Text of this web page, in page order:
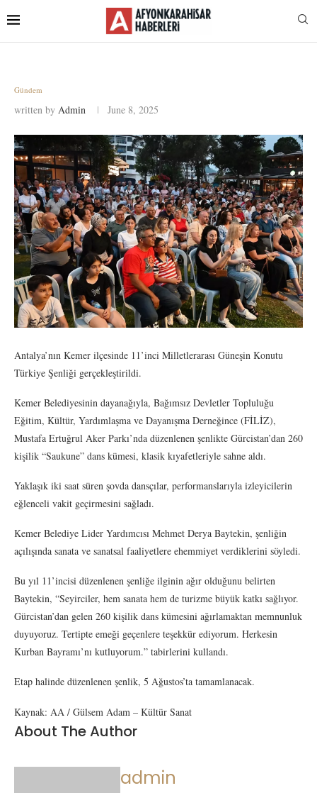
Gündem
written by Admin June 8, 2025
Antalya’nın Kemer ilçesinde 11’inci Milletlerarası Güneşin Konutu
Türkiye Şenliği gerçekleştirildi.
Kemer Belediyesinin dayanağıyla, Bağımsız Devletler Topluluğu
Eğitim, Kültür, Yardımlaşma ve Dayanışma Derneğince (FİLİZ),
Mustafa Ertuğrul Aker Parkı’nda düzenlenen şenlikte Gürcistan’dan 260
kişilik “Saukune” dans kümesi, klasik kıyafetleriyle sahne aldı.
Yaklaşık iki saat süren şovda dansçılar, performanslarıyla izleyicilerin
eğlenceli vakit geçirmesini sağladı.
Kemer Belediye Lider Yardımcısı Mehmet Derya Baytekin, şenliğin
açılışında sanata ve sanatsal faaliyetlere ehemmiyet verdiklerini söyledi.
Bu yıl 11’incisi düzenlenen şenliğe ilginin ağır olduğunu belirten
Baytekin, “Seyirciler, hem sanata hem de turizme büyük katkı sağlıyor.
Gürcistan’dan gelen 260 kişilik dans kümesini ağırlamaktan memnunluk
duyuyoruz. Tertipte emeği geçenlere teşekkür ediyorum. Herkesin
Kurban Bayramı’nı kutluyorum.” tabirlerini kullandı.
Etap halinde düzenlenen şenlik, 5 Ağustos’ta tamamlanacak.
Kaynak: AA / Gülsem Adam – Kültür Sanat
About The Author
admin